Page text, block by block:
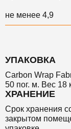
не менее 4,9
УПАКОВКА
Carbon Wrap
50 пог. м. Вес 18
ХРАНЕНИЕ
Срок хранения
закрытом